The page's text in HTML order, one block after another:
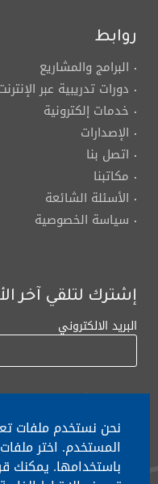
روابط
البرامج والمشاريع
دورات تدريبية عبر الإنترنت
خدمات إلكترونية
الإصدارات
اتصل بنا
مكاتبنا
الأسئلة الشائعة
سياسة الخصوصية
إشترك لتلقي آخر
البريد الالكتروني
لأي إستفسار الإتصال على:
نحن نستخدم ملفات
المستخدم. اختر
باستخدامها. يمكنك